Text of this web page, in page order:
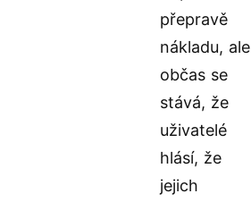
přepravě
nákladu, ale
občas se
stává, že
uživatelé
hlásí, že
jejich